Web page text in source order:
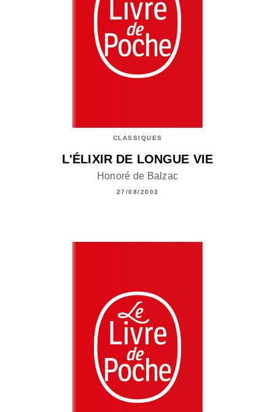
CLASSIQUES
L'ÉLIXIR DE LONGUE VIE
Honoré de Balzac
27/08/2003